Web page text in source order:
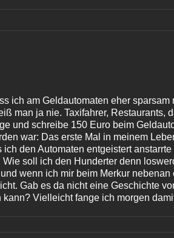
ich am Geldautomaten eher
man ja nie. Taxifahrer, Restaurants,
und schreibe 150 Euro beim
war: Das erste Mal in meinem
den Automaten entgeistert
soll ich den Hunderter denn
wenn ich mir beim Merkur
Gab es da nicht eine Geschichte
Vielleicht fange ich morgen